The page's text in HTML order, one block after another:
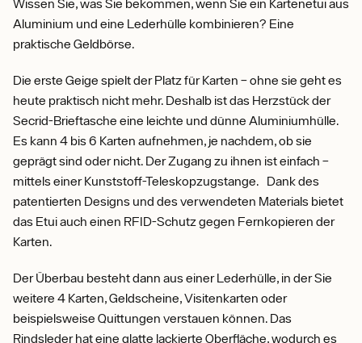
Aluminium und eine Lederhülle kombinieren? Eine
praktische Geldbörse.
Die erste Geige spielt der Platz für Karten – ohne sie geht es
heute praktisch nicht mehr. Deshalb ist das Herzstück der
Secrid-Brieftasche eine leichte und dünne Aluminiumhülle.
Es kann 4 bis 6 Karten aufnehmen, je nachdem, ob sie
geprägt sind oder nicht. Der Zugang zu ihnen ist einfach –
mittels einer Kunststoff-Teleskopzugstange. Dank des
patentierten Designs und des verwendeten Materials bietet
das Etui auch einen RFID-Schutz gegen Fernkopieren der
Karten.
Der Überbau besteht dann aus einer Lederhülle, in der Sie
weitere 4 Karten, Geldscheine, Visitenkarten oder
beispielsweise Quittungen verstauen können. Das
Rindsleder hat eine glatte lackierte Oberfläche, wodurch es